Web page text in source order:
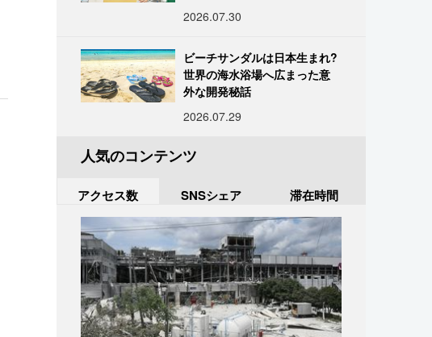
2026.07.30
ビーチサンダルは日本生まれ?
世界の海水浴場へ広まった意
外な開発秘話
2026.07.29
人気のコンテンツ
アクセス数 SNSシェア 滞在時間